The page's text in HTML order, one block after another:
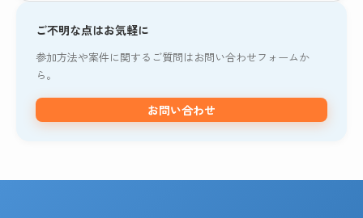
ご不明な点はお気軽に
参加方法や案件に関するご質問はお問い合わせフォームか
ら。
お問い合わせ